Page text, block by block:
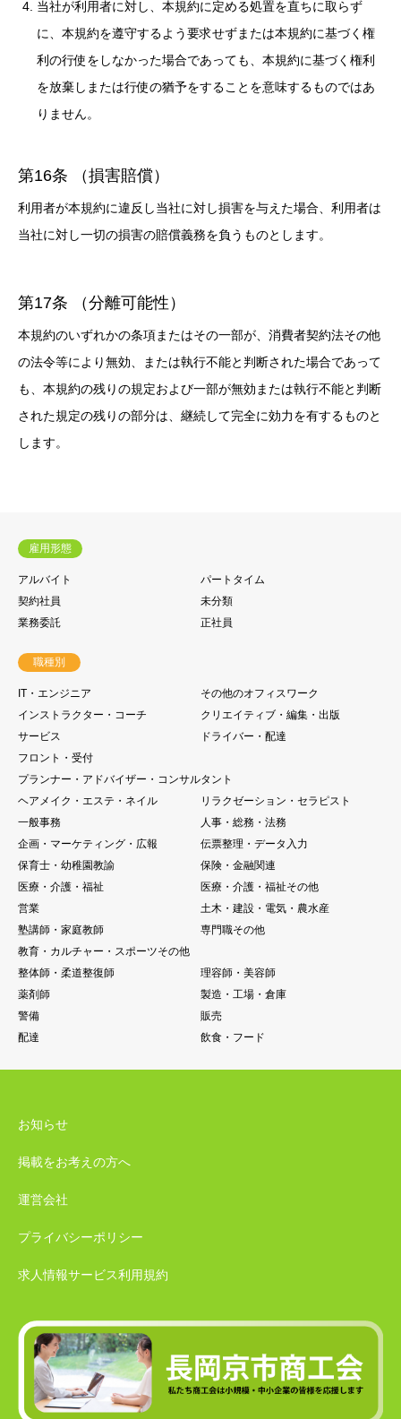
当社が利用者に対し、本規約に定める処置を直ちに取らず
に、本規約を遵守するよう要求せずまたは本規約に基づく権
利の行使をしなかった場合であっても、本規約に基づく権利
を放棄しまたは行使の猶予をすることを意味するものではあ
りません。
第16条 （損害賠償）
利用者が本規約に違反し当社に対し損害を与えた場合、利用者は
当社に対し一切の損害の賠償義務を負うものとします。
第17条 （分離可能性）
本規約のいずれかの条項またはその一部が、消費者契約法その他
の法令等により無効、または執行不能と判断された場合であって
も、本規約の残りの規定および一部が無効または執行不能と判断
された規定の残りの部分は、継続して完全に効力を有するものと
します。
雇用形態
アルバイト
パートタイム
契約社員
未分類
業務委託
正社員
職種別
IT・エンジニア
その他のオフィスワーク
インストラクター・コーチ
クリエイティブ・編集・出版
サービス
ドライバー・配達
フロント・受付
プランナー・アドバイザー・コンサルタント
ヘアメイク・エステ・ネイル
リラクゼーション・セラピスト
一般事務
人事・総務・法務
企画・マーケティング・広報
伝票整理・データ入力
保育士・幼稚園教諭
保険・金融関連
医療・介護・福祉
医療・介護・福祉その他
営業
土木・建設・電気・農水産
塾講師・家庭教師
専門職その他
教育・カルチャー・スポーツその他
整体師・柔道整復師
理容師・美容師
薬剤師
製造・工場・倉庫
警備
販売
配達
飲食・フード
お知らせ
掲載をお考えの方へ
運営会社
プライバシーポリシー
求人情報サービス利用規約